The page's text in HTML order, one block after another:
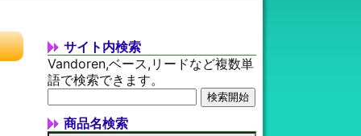
サイト内検索
Vandoren,ベース,リードなど複数単
語で検索できます。
商品名検索